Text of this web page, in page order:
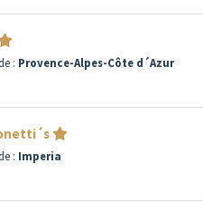
: Provence-Alpes-Côte d´Azur
: Imperia